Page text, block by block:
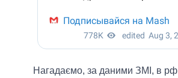
Нагадаємо, за даними ЗМІ, в рф